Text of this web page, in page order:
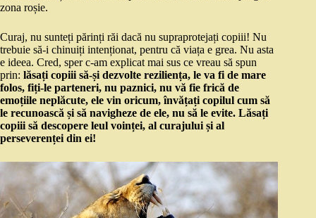
zona roșie.
Curaj, nu sunteți părinți răi dacă nu supraprotejați copiii! Nu
trebuie să-i chinuiți intenționat, pentru că viața e grea. Nu asta
e ideea. Cred, sper c-am explicat mai sus ce vreau să spun
prin: lăsați copiii să-și dezvolte reziliența, le va fi de mare
folos, fiți-le parteneri, nu paznici, nu vă fie frică de
emoțiile neplăcute, ele vin oricum, învățați copilul cum să
le recunoască și să navigheze de ele, nu să le evite. Lăsați
copiii să descopere leul voinței, al curajului și al
perseverenței din ei!